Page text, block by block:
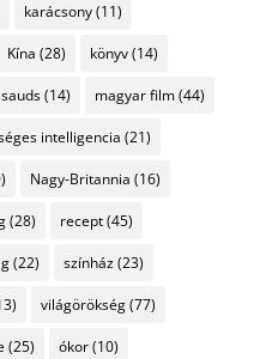
karácsony(11)
Kína (28) könyv(14)
(14) magyar film(44)
intelligencia (21)
Nagy-Britannia (16)
(28) recept(45)
(22) színház(23)
világörökség(77)
(25) ókor(10)